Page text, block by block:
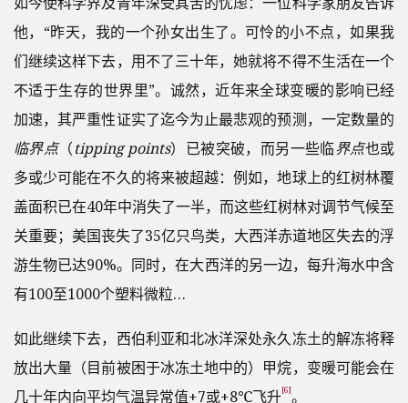
他，“昨天，我的一个孙女出生了。可怜的小不点，如果我
们继续这样下去，用不了三十年，她就将不得不生活在一个
不适于生存的世界里”。诚然，近年来全球变暖的影响已经
加速，其严重性证实了迄今为止最悲观的预测，一定数量的
临界点（tipping points）已被突破，而另一些临界点也或
多或少可能在不久的将来被超越：例如，地球上的红树林覆
盖面积已在40年中消失了一半，而这些红树林对调节气候至
关重要；美国丧失了35亿只鸟类，大西洋赤道地区失去的浮
游生物已达90%。同时，在大西洋的另一边，每升海水中含
有100至1000个塑料微粒…
如此继续下去，西伯利亚和北冰洋深处永久冻土的解冻将释
放出大量（目前被困于冰冻土地中的）甲烷，变暖可能会在
几十年内向平均气温异常值+7或+8℃飞升[6]。